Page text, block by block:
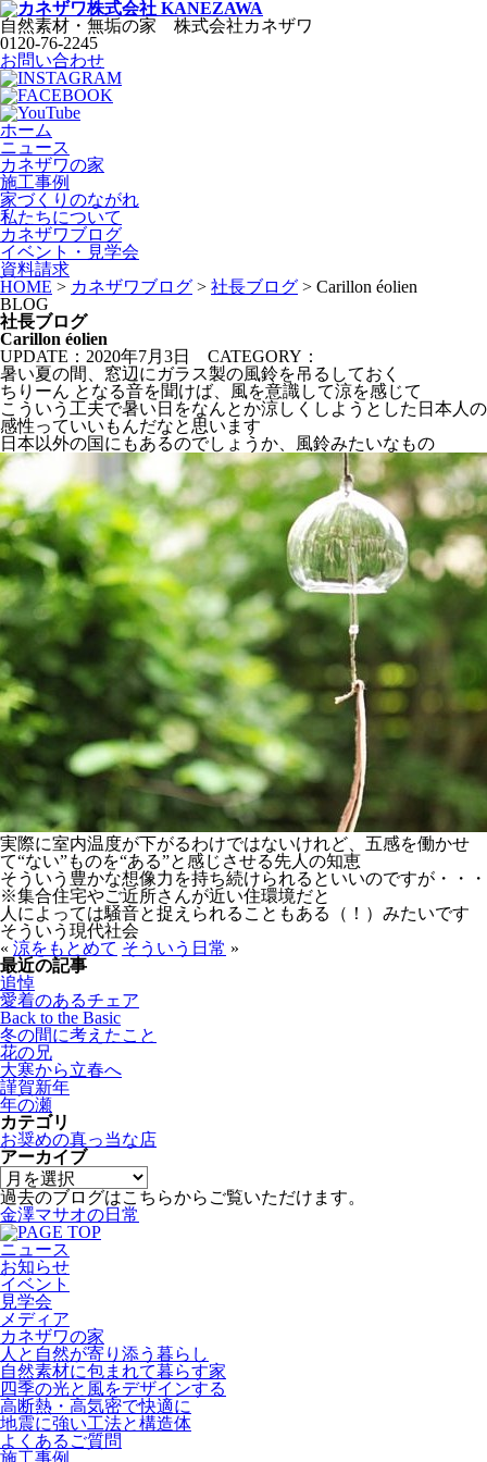
自然素材・無垢の家 株式会社カネザワ
0120-76-2245
お問い合わせ
ホーム
ニュース
カネザワの家
施工事例
家づくりのながれ
私たちについて
カネザワブログ
イベント・見学会
資料請求
HOME > カネザワブログ > 社長ブログ > Carillon éolien
BLOG
社長ブログ
Carillon éolien
UPDATE：2020年7月3日
CATEGORY：
暑い夏の間、窓辺にガラス製の風鈴を吊るしておく
ちりーん となる音を聞けば、風を意識して涼を感じて
こういう工夫で暑い日をなんとか涼しくしようとした日本人の
感性っていいもんだなと思います
日本以外の国にもあるのでしょうか、風鈴みたいなもの
実際に室内温度が下がるわけではないけれど、五感を働かせ
て“ない”ものを“ある”と感じさせる先人の知恵
そういう豊かな想像力を持ち続けられるといいのですが・・・
※集合住宅やご近所さんが近い住環境だと
人によっては騒音と捉えられることもある（！）みたいです
そういう現代社会
« 涼をもとめて そういう日常 »
最近の記事
追悼
愛着のあるチェア
Back to the Basic
冬の間に考えたこと
花の兄
大寒から立春へ
謹賀新年
年の瀬
カテゴリ
お奨めの真っ当な店
アーカイブ
過去のブログはこちらからご覧いただけます。
金澤マサオの日常
ニュース
お知らせ
イベント
見学会
メディア
カネザワの家
人と自然が寄り添う暮らし
自然素材に包まれて暮らす家
四季の光と風をデザインする
高断熱・高気密で快適に
地震に強い工法と構造体
よくあるご質問
施工事例